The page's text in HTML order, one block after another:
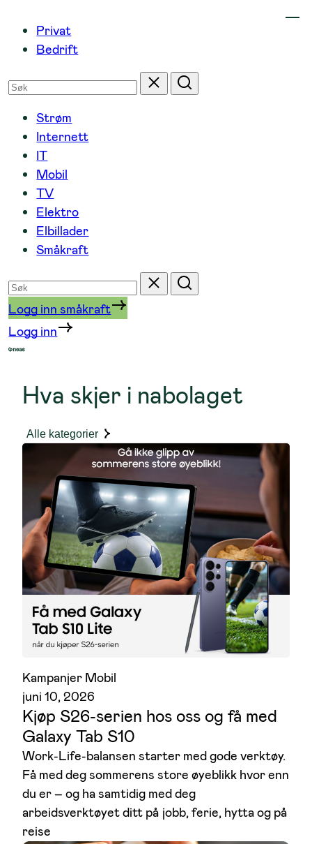
innhold
Privat
Bedrift
Søk
etter
Tilbakestill
Søk
Strøm
Internett
IT
Mobil
TV
Elektro
Elbillader
Småkraft
Søk
etter
Tilbakestill
Søk
Logg inn småkraft
Logg inn
Hva skjer i nabolaget
Alle kategorier
Kampanjer Mobil
juni 10, 2026
Kjøp S26-serien hos oss og få med
Galaxy Tab S10
Work-Life-balansen starter med gode verktøy.
Få med deg sommerens store øyeblikk hvor enn
du er – og ha samtidig med deg
arbeidsverktøyet ditt på jobb, ferie, hytta og på
reise